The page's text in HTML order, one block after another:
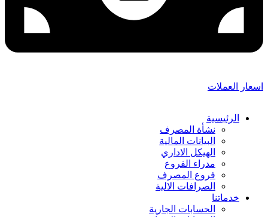
اسعار العملات
الرئيسية
نشأة المصرف
البيانات المالية
الهيكل الاداري
مدراء الفروع
فروع المصرف
الصرافات الالية
خدماتنا
الحسابات الجارية